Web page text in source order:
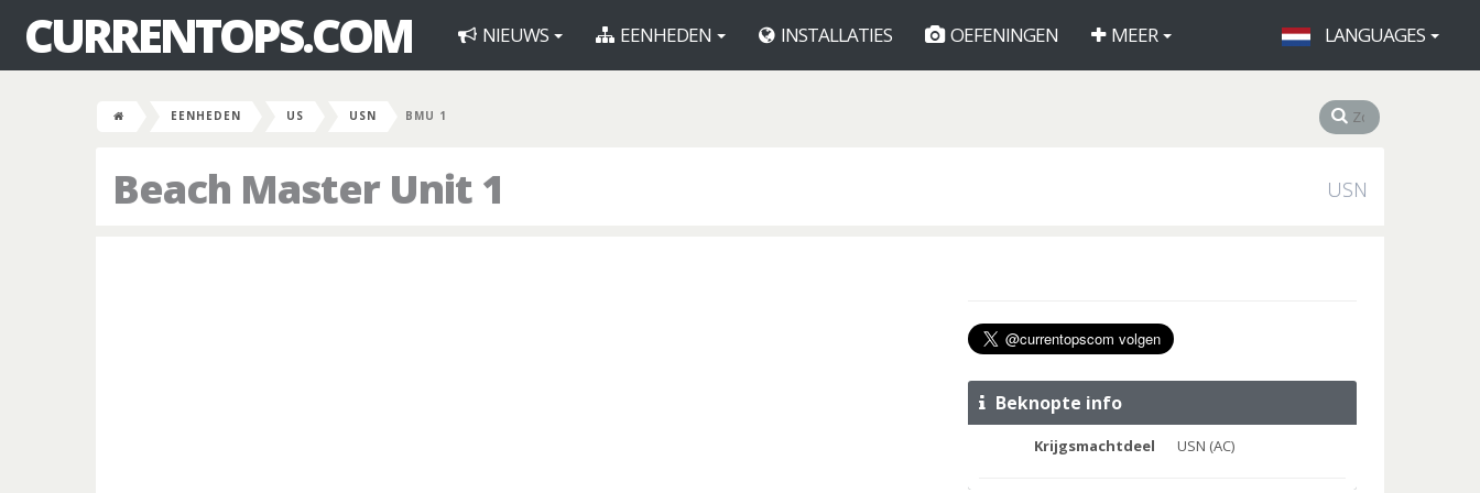
CURRENTOPS.COM NIEUWS EENHEDEN INSTALLATIES OEFENINGEN MEER LANGUAGES
EENHEDEN US USN BMU 1
Beach Master Unit 1 USN
Beknopte info
Krijgsmachtdeel USN (AC)